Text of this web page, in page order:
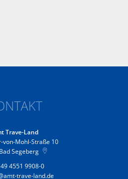
Trave-Land
von-Mohl-Straße 10
Bad Segeberg
4551 9908-0
trave-land.de